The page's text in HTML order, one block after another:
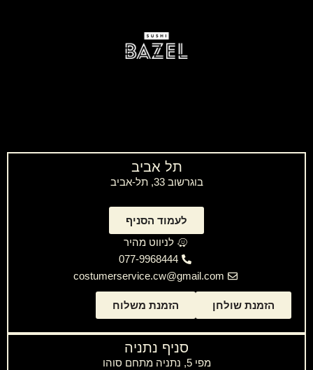
תל אביב
בוגרשוב 33, תל-אביב
לעמוד הסניף
לניווט מהיר
077-9968444
‫costumerservice.cw@gmail.com
הזמנת שולחן הזמנת משלוח
סניף נתניה
מפי 5, נתניה מתחם סוהו